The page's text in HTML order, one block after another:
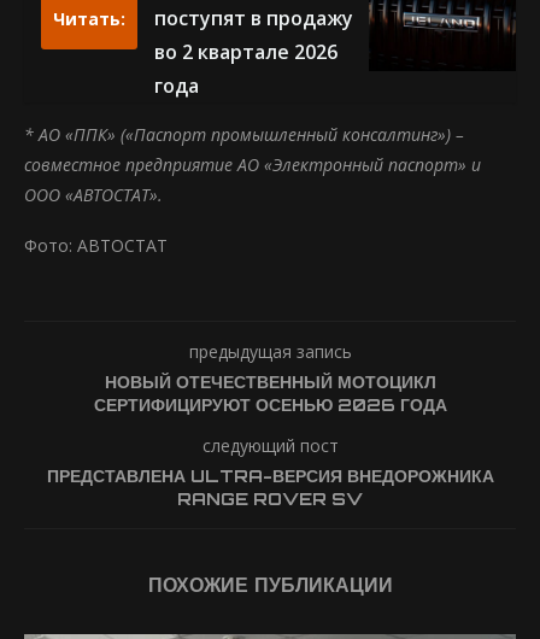
Читать:
поступят в продажу
во 2 квартале 2026
года
* АО «ППК» («Паспорт промышленный консалтинг») –
совместное предприятие АО «Электронный паспорт» и
ООО «АВТОСТАТ».
Фото: АВТОСТАТ
предыдущая запись
НОВЫЙ ОТЕЧЕСТВЕННЫЙ МОТОЦИКЛ
СЕРТИФИЦИРУЮТ ОСЕНЬЮ 2026 ГОДА
следующий пост
ПРЕДСТАВЛЕНА ULTRA-ВЕРСИЯ ВНЕДОРОЖНИКА
RANGE ROVER SV
ПОХОЖИЕ ПУБЛИКАЦИИ